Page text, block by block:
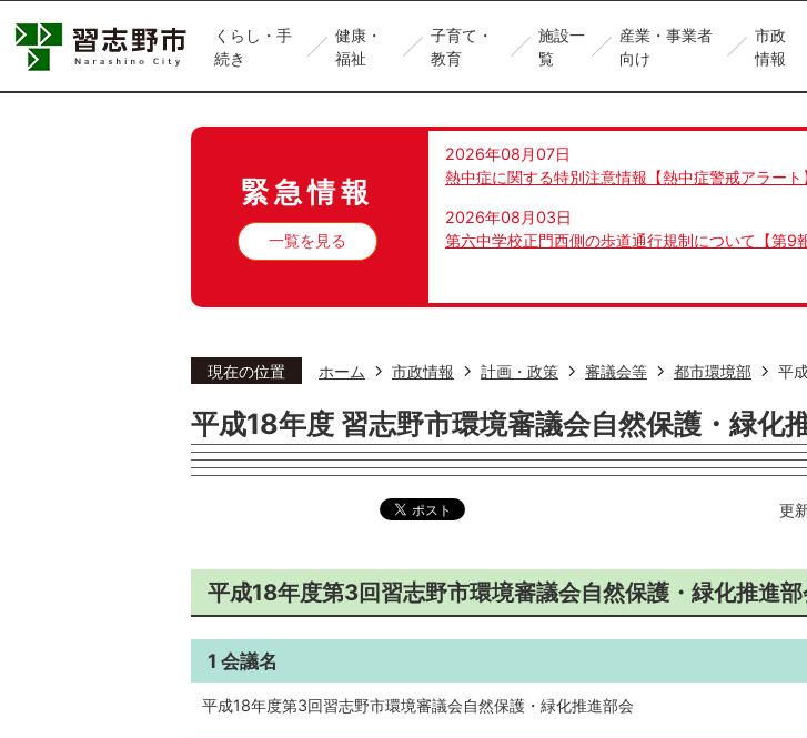
くらし・手
続き
健康・
福祉
子育て・
教育
施設一
覧
産業・事業者
向け
市政
情報
緊急情報
一覧を見る
2026年08月07日
熱中症に関する特別注意情報【熱中症警戒アラート
2026年08月03日
第六中学校正門西側の歩道通行規制について【第9
現在の位置 ホーム 市政情報 計画・政策 審議会等 都市環境部 平
平成18年度 習志野市環境審議会自然保護・緑化
更
平成18年度第3回習志野市環境審議会自然保護・緑化推進
1 会議名
平成18年度第3回習志野市環境審議会自然保護・緑化推進部会